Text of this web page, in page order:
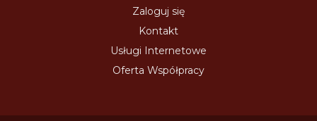
Zaloguj się
Kontakt
Usługi Internetowe
Oferta Współpracy